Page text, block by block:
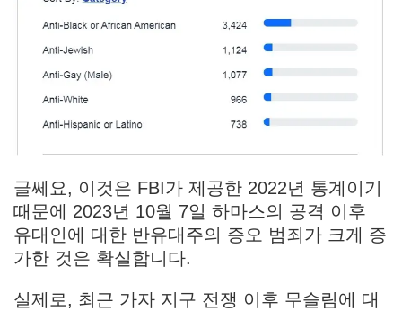
글쎄요, 이것은 FBI가 제공한 2022년 통계이기
때문에 2023년 10월 7일 하마스의 공격 이후
유대인에 대한 반유대주의 증오 범죄가 크게 증
가한 것은 확실합니다.
실제로, 최근 가자 지구 전쟁 이후 무슬림에 대